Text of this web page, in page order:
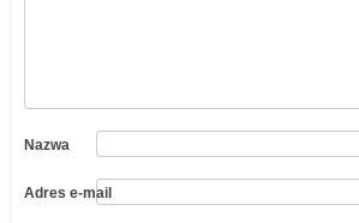
Nazwa
Adres e-mail